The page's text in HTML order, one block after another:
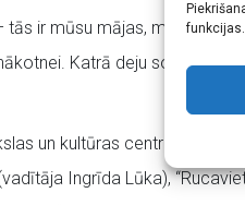
funkcijas.
tās ir mūsu mājas, mūsu
Katrā deju solī
un kultūras centra bērnu
Ingrīda Lūka),